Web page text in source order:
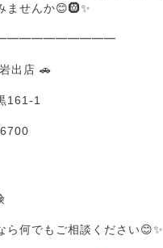
ませんか😊🛞✨
出店 🚗
161-1
ら何でもご相談ください😊✨